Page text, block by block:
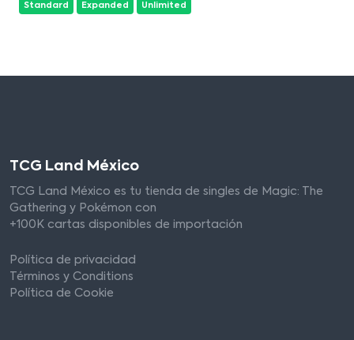
Standard Expanded Unlimited
TCG Land México
TCG Land México es tu tienda de singles de Magic: The
Gathering y Pokémon con
+100K cartas disponibles de importación
Política de privacidad
Términos y Conditions
Política de Cookie